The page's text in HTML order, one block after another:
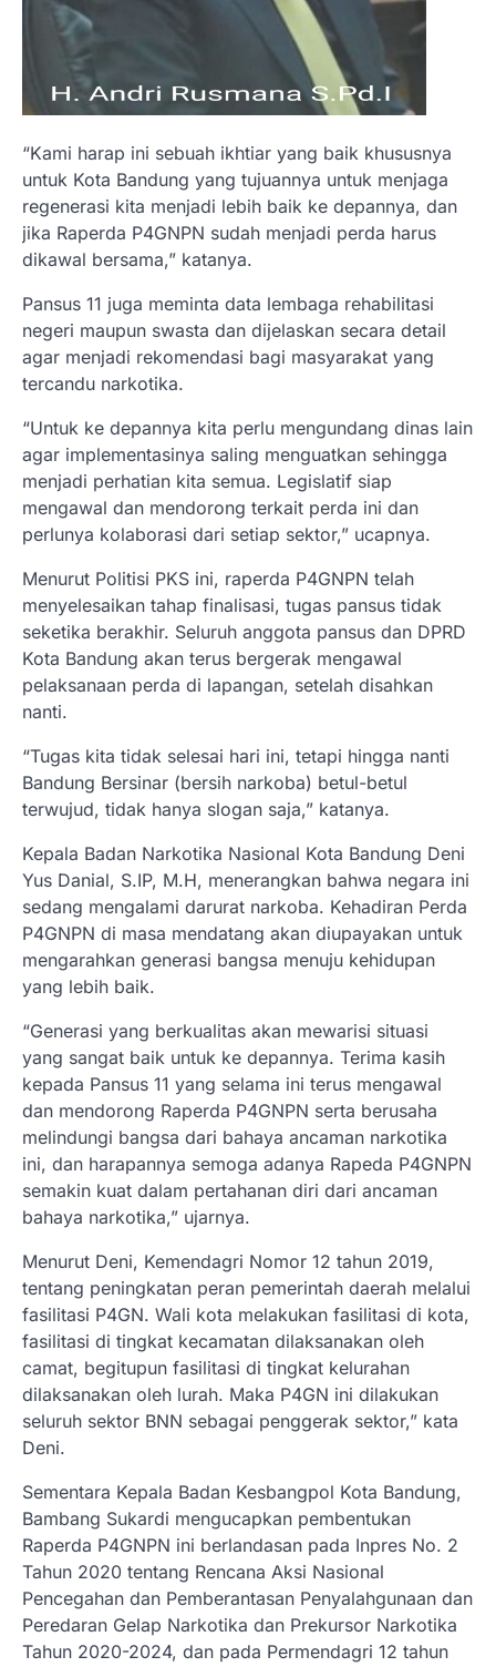
“Kami harap ini sebuah ikhtiar yang baik khususnya
untuk Kota Bandung yang tujuannya untuk menjaga
regenerasi kita menjadi lebih baik ke depannya, dan
jika Raperda P4GNPN sudah menjadi perda harus
dikawal bersama,” katanya.
Pansus 11 juga meminta data lembaga rehabilitasi
negeri maupun swasta dan dijelaskan secara detail
agar menjadi rekomendasi bagi masyarakat yang
tercandu narkotika.
“Untuk ke depannya kita perlu mengundang dinas lain
agar implementasinya saling menguatkan sehingga
menjadi perhatian kita semua. Legislatif siap
mengawal dan mendorong terkait perda ini dan
perlunya kolaborasi dari setiap sektor,” ucapnya.
Menurut Politisi PKS ini, raperda P4GNPN telah
menyelesaikan tahap finalisasi, tugas pansus tidak
seketika berakhir. Seluruh anggota pansus dan DPRD
Kota Bandung akan terus bergerak mengawal
pelaksanaan perda di lapangan, setelah disahkan
nanti.
“Tugas kita tidak selesai hari ini, tetapi hingga nanti
Bandung Bersinar (bersih narkoba) betul-betul
terwujud, tidak hanya slogan saja,” katanya.
Kepala Badan Narkotika Nasional Kota Bandung Deni
Yus Danial, S.IP, M.H, menerangkan bahwa negara ini
sedang mengalami darurat narkoba. Kehadiran Perda
P4GNPN di masa mendatang akan diupayakan untuk
mengarahkan generasi bangsa menuju kehidupan
yang lebih baik.
“Generasi yang berkualitas akan mewarisi situasi
yang sangat baik untuk ke depannya. Terima kasih
kepada Pansus 11 yang selama ini terus mengawal
dan mendorong Raperda P4GNPN serta berusaha
melindungi bangsa dari bahaya ancaman narkotika
ini, dan harapannya semoga adanya Rapeda P4GNPN
semakin kuat dalam pertahanan diri dari ancaman
bahaya narkotika,” ujarnya.
Menurut Deni, Kemendagri Nomor 12 tahun 2019,
tentang peningkatan peran pemerintah daerah melalui
fasilitasi P4GN. Wali kota melakukan fasilitasi di kota,
fasilitasi di tingkat kecamatan dilaksanakan oleh
camat, begitupun fasilitasi di tingkat kelurahan
dilaksanakan oleh lurah. Maka P4GN ini dilakukan
seluruh sektor BNN sebagai penggerak sektor,” kata
Deni.
Sementara Kepala Badan Kesbangpol Kota Bandung,
Bambang Sukardi mengucapkan pembentukan
Raperda P4GNPN ini berlandasan pada Inpres No. 2
Tahun 2020 tentang Rencana Aksi Nasional
Pencegahan dan Pemberantasan Penyalahgunaan dan
Peredaran Gelap Narkotika dan Prekursor Narkotika
Tahun 2020-2024, dan pada Permendagri 12 tahun